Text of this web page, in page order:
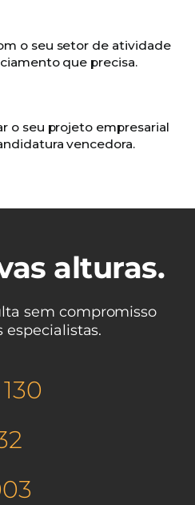
o seu setor de atividade
que precisa.
o seu projeto empresarial
vencedora.
alturas.
sem compromisso
especialistas.